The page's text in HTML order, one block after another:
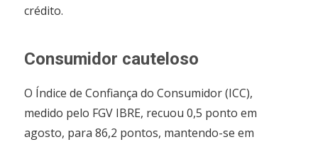
crédito.
Consumidor cauteloso
O Índice de Confiança do Consumidor (ICC),
medido pelo FGV IBRE, recuou 0,5 ponto em
agosto, para 86,2 pontos, mantendo-se em